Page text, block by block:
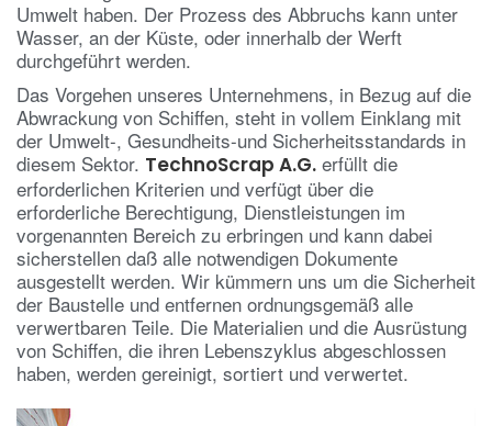
Umwelt haben. Der Prozess des Abbruchs kann unter
Wasser, an der Küste, oder innerhalb der Werft
durchgeführt werden.
Das Vorgehen unseres Unternehmens, in Bezug auf die
Abwrackung von Schiffen, steht in vollem Einklang mit
der Umwelt-, Gesundheits-und Sicherheitsstandards in
diesem Sektor. TechnoScrap A.G. erfüllt die
erforderlichen Kriterien und verfügt über die
erforderliche Berechtigung, Dienstleistungen im
vorgenannten Bereich zu erbringen und kann dabei
sicherstellen daß alle notwendigen Dokumente
ausgestellt werden. Wir kümmern uns um die Sicherheit
der Baustelle und entfernen ordnungsgemäß alle
verwertbaren Teile. Die Materialien und die Ausrüstung
von Schiffen, die ihren Lebenszyklus abgeschlossen
haben, werden gereinigt, sortiert und verwertet.